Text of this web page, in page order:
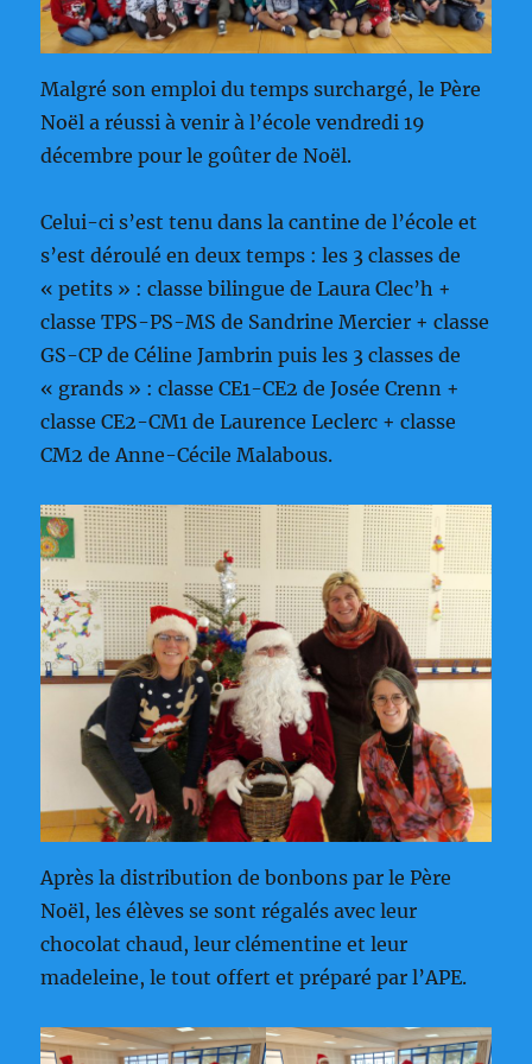
Malgré son emploi du temps surchargé, le Père
Noël a réussi à venir à l’école vendredi 19
décembre pour le goûter de Noël.
Celui-ci s’est tenu dans la cantine de l’école et
s’est déroulé en deux temps : les 3 classes de
« petits » : classe bilingue de Laura Clec’h +
classe TPS-PS-MS de Sandrine Mercier + classe
GS-CP de Céline Jambrin puis les 3 classes de
« grands » : classe CE1-CE2 de Josée Crenn +
classe CE2-CM1 de Laurence Leclerc + classe
CM2 de Anne-Cécile Malabous.
Après la distribution de bonbons par le Père
Noël, les élèves se sont régalés avec leur
chocolat chaud, leur clémentine et leur
madeleine, le tout offert et préparé par l’APE.